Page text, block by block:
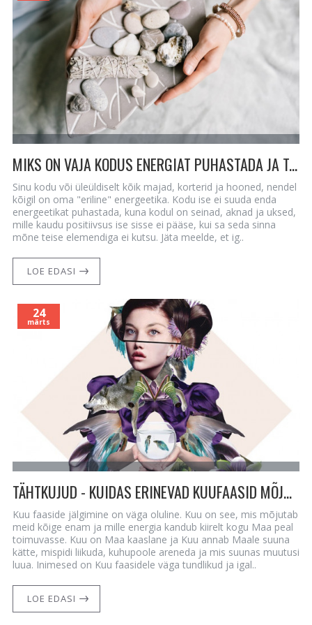
MIKS ON VAJA KODUS ENERGIAT PUHASTADA JA TASAKAALUSTADA
Sinu kodu või üleüldiselt kõik majad, korterid ja hooned, nendel
kõigil on oma "eriline" energeetika. Kodu ise ei suuda enda
energeetikat puhastada, kuna kodul on seinad, aknad ja uksed,
mille kaudu positiivsus ise sisse ei pääse, kui sa seda sinna
mõne teise elemendiga ei kutsu. Jäta meelde, et ig..
LOE EDASI
24
märts
TÄHTKUJUD - KUIDAS ERINEVAD KUUFAASID MÕJUTAVAD SINU TÄHTKUJU
Kuu faaside jälgimine on väga oluline. Kuu on see, mis mõjutab
meid kõige enam ja mille energia kandub kiirelt kogu Maa peal
toimuvasse. Kuu on Maa kaaslane ja Kuu annab Maale suuna
kätte, mispidi liikuda, kuhupoole areneda ja mis suunas muutusi
luua. Inimesed on Kuu faasidele väga tundlikud ja igal..
LOE EDASI